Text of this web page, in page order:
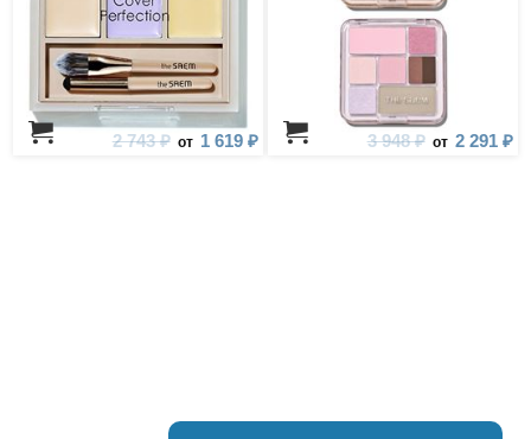
2 743 ₽ от 1 619 ₽ 3 948 ₽ от 2 291 ₽